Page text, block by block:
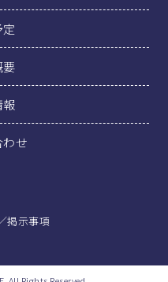
要
報
わせ
掲示事項